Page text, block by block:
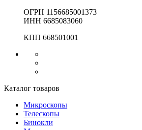
ОГРН 1156685001373
ИНН 6685083060
КПП 668501001
Каталог товаров
Микроскопы
Телескопы
Бинокли